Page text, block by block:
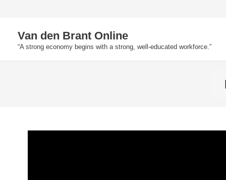
contentVan den Brant Online
“A strong economy begins with a strong, well-educated workforce.”